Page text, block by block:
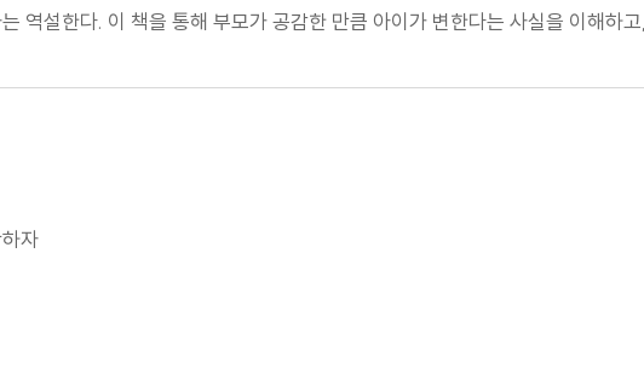
역설한다. 이 책을 통해 부모가 공감한 만큼 아이가 변한다는 사실을 이해하
자